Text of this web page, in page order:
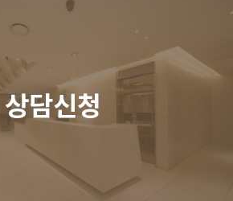
상담신청